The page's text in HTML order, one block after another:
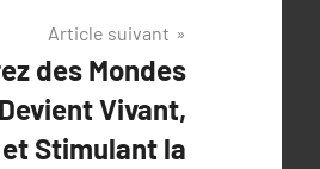
Article suivant
des Mondes
Vivant,
Stimulant la